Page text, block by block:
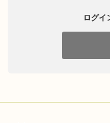
ログイ